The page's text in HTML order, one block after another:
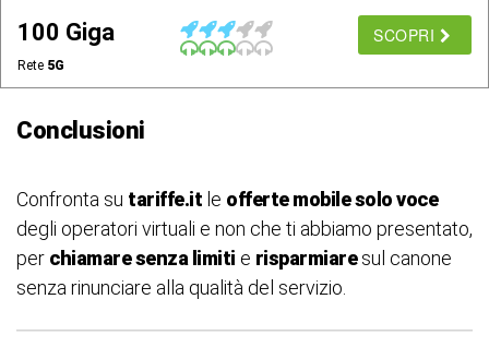
100 Giga
Rete 5G
SCOPRI
Conclusioni
Confronta su tariffe.it le offerte mobile solo voce
degli operatori virtuali e non che ti abbiamo presentato,
per chiamare senza limiti e risparmiaresul canone
senza rinunciare alla qualità del servizio.